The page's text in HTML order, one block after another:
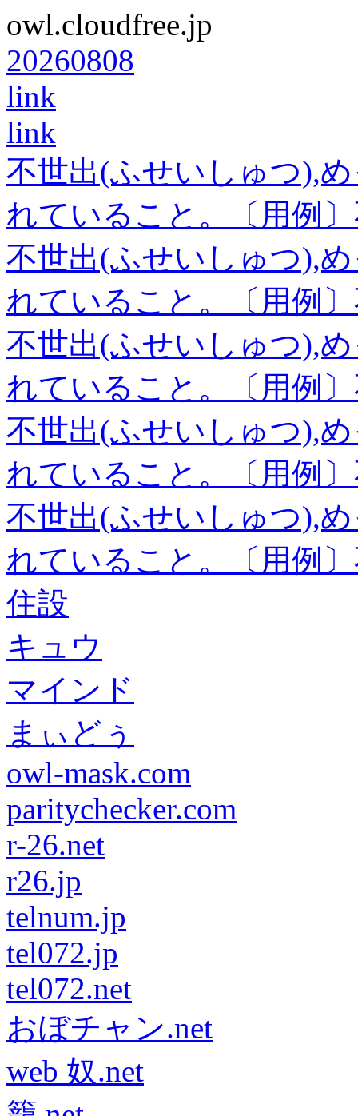
owl.cloudfree.jp
20260808
link
link
不世出(ふせいしゅつ),
れていること。〔用例
不世出(ふせいしゅつ),
れていること。〔用例
不世出(ふせいしゅつ),
れていること。〔用例
不世出(ふせいしゅつ),
れていること。〔用例
不世出(ふせいしゅつ),
れていること。〔用例
住設
キュウ
マインド
まぃどぅ
owl-mask.com
paritychecker.com
r-26.net
r26.jp
telnum.jp
tel072.jp
tel072.net
おぼチャン.net
web 奴.net